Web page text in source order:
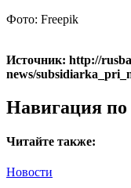
Фото: Freepik
Источник: http://
news/
Навигация по
Читайте также:
Новости